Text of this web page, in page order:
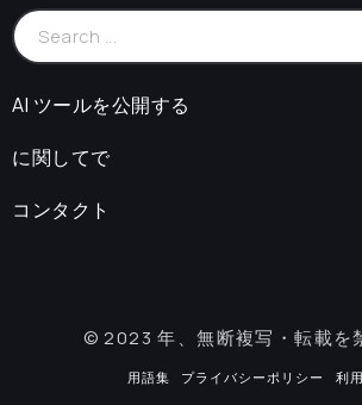
AI ツールを公開する
に関してで
コンタクト
© 2023 年、無断複写・転載を
用語集 プライバシーポリシー 利